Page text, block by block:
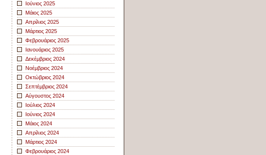
Ιούνιος 2025
Μάιος 2025
Απρίλιος 2025
Μάρτιος 2025
Φεβρουάριος 2025
Ιανουάριος 2025
Δεκέμβριος 2024
Νοέμβριος 2024
Οκτώβριος 2024
Σεπτέμβριος 2024
Αύγουστος 2024
Ιούλιος 2024
Ιούνιος 2024
Μάιος 2024
Απρίλιος 2024
Μάρτιος 2024
Φεβρουάριος 2024